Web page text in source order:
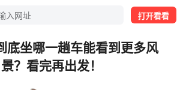
打开看看
底坐哪一趟车能看到更多风
景？看完再出发！